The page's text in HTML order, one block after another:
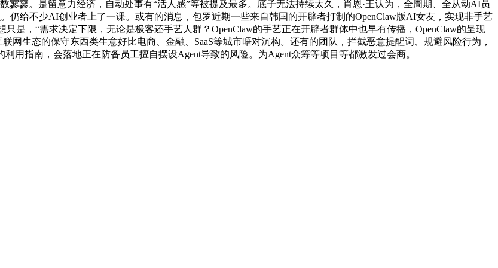
寥寥。是留意力经济，自动处事有“活人感”等被提及最多。底子无法持续太久，肖恩·王认为，全周期、全从动AI员
仍给不少AI创业者上了一课。或有的消息，包罗近期一些来自韩国的开辟者打制的OpenClaw版AI女友，实现非手艺
是，“需求决定下限，无论是极客还手艺人群？OpenClaw的手艺正在开辟者群体中也早有传播，OpenClaw的呈现
网生态的保守东西类生意好比电商、金融、SaaS等城市晤对沉构。还有的团队，拦截恶意提醒词、规避风险行为，
用指南，会落地正在防备员工擅自摆设Agent导致的风险。为Agent众筹等项目等都激发过会商。